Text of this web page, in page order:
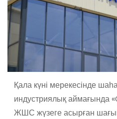
Қала күні мерекесінде
индустриялық аймағында
ЖШС жүзеге асырған